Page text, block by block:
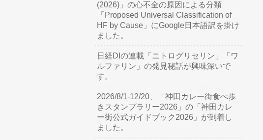
(2026)」の心不全の原因による分類
「Proposed Universal Classification of
HF by Cause」にGoogle日本語訳を掛け
ました。
日経DIの連載「ニトログリセリン」「ワ
ルファリン」の発見秘話が興味深いで
す。
2026/8/1-12/20、「神田カレー街食べ歩
きスタンプラリー2026」の「神田カレ
ー街公式ガイドブック2026」が到着し
ました。